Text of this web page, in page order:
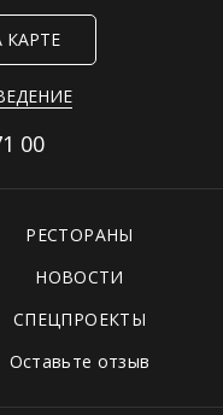
КАРТЕ
00
РЕСТОРАНЫ
НОВОСТИ
СПЕЦПРОЕКТЫ
Оставьте отзыв